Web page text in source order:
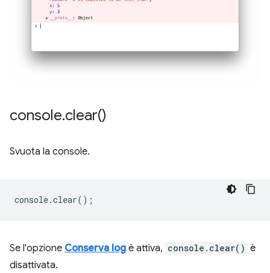
console.clear()
Svuota la console.
console.clear();
Se l'opzione Conserva log è attiva, console.clear() è
disattivata.